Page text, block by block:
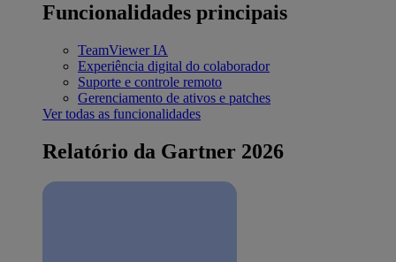
Funcionalidades principais
TeamViewer IA
Experiência digital do colaborador
Suporte e controle remoto
Gerenciamento de ativos e patches
Ver todas as funcionalidades
Relatório da Gartner 2026